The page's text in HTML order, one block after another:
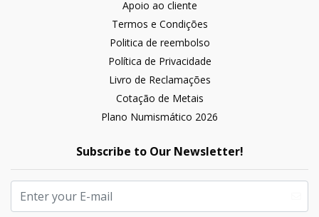
Apoio ao cliente
Termos e Condições
Politica de reembolso
Política de Privacidade
Livro de Reclamações
Cotação de Metais
Plano Numismático 2026
Subscribe to Our Newsletter!